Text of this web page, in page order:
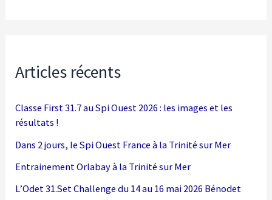
Articles récents
Classe First 31.7 au Spi Ouest 2026 : les images et les
résultats !
Dans 2 jours, le Spi Ouest France à la Trinité sur Mer
Entrainement Orlabay à la Trinité sur Mer
L’Odet 31.Set Challenge du 14 au 16 mai 2026 Bénodet